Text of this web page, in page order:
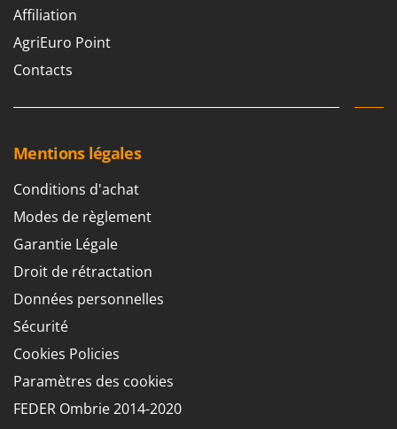
Titania
Tornado
Tre Spade
Trev - Abrek - TecnoVIR
Troy-Bilt
U
Udor
Unger
V
Vesco
W
Waldner
Weber
Affiliation
AgriEuro Point
Contacts
Mentions légales
Conditions d'achat
Modes de règlement
Garantie Légale
Droit de rétractation
Données personnelles
Sécurité
Cookies Policies
Paramètres des cookies
FEDER Ombrie 2014-2020